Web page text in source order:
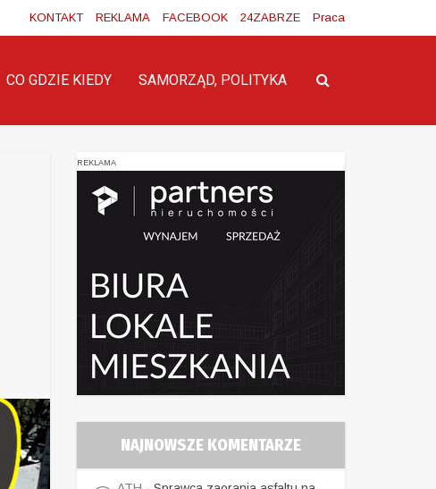
KONTAKT REKLAMA FACEBOOK 24ZABRZE Praca
CO GDZIE KIEDY SAMORZĄD, POLITYKA
REKLAMA
NAJNOWSZE KOMENTARZE